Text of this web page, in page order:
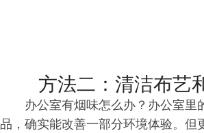
方法二：清洁布艺
办公室有烟味怎么办？办公室里
品，确实能改善一部分环境体验。